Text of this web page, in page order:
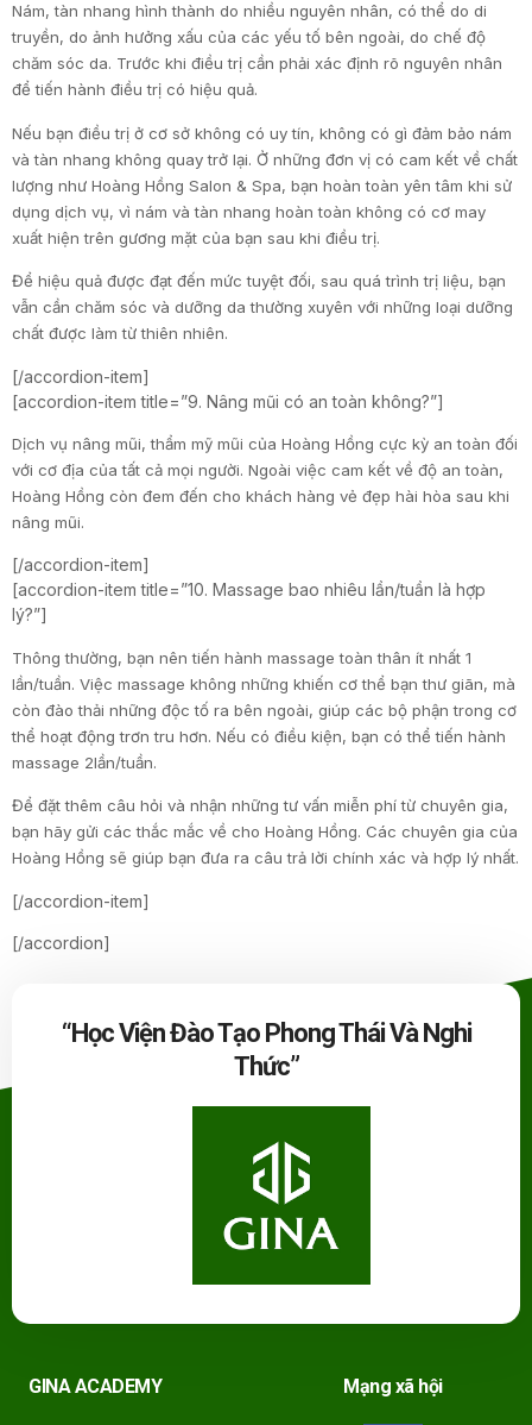
Nám, tàn nhang hình thành do nhiều nguyên nhân, có thể do di
truyền, do ảnh hưởng xấu của các yếu tố bên ngoài, do chế độ
chăm sóc da. Trước khi điều trị cần phải xác định rõ nguyên nhân
để tiến hành điều trị có hiệu quả.
Nếu bạn điều trị ở cơ sở không có uy tín, không có gì đảm bảo nám
và tàn nhang không quay trở lại. Ở những đơn vị có cam kết về chất
lượng như Hoàng Hồng Salon & Spa, bạn hoàn toàn yên tâm khi sử
dụng dịch vụ, vì nám và tàn nhang hoàn toàn không có cơ may
xuất hiện trên gương mặt của bạn sau khi điều trị.
Để hiệu quả được đạt đến mức tuyệt đối, sau quá trình trị liệu, bạn
vẫn cần chăm sóc và dưỡng da thường xuyên với những loại dưỡng
chất được làm từ thiên nhiên.
[/accordion-item]
[accordion-item title=”9. Nâng mũi có an toàn không?”]
Dịch vụ nâng mũi, thẩm mỹ mũi của Hoàng Hồng cực kỳ an toàn đối
với cơ địa của tất cả mọi người. Ngoài việc cam kết về độ an toàn,
Hoàng Hồng còn đem đến cho khách hàng vẻ đẹp hài hòa sau khi
nâng mũi.
[/accordion-item]
[accordion-item title=”10. Massage bao nhiêu lần/tuần là hợp
lý?”]
Thông thường, bạn nên tiến hành massage toàn thân ít nhất 1
lần/tuần. Việc massage không những khiến cơ thể bạn thư giãn, mà
còn đào thải những độc tố ra bên ngoài, giúp các bộ phận trong cơ
thể hoạt động trơn tru hơn. Nếu có điều kiện, bạn có thể tiến hành
massage 2lần/tuần.
Để đặt thêm câu hỏi và nhận những tư vấn miễn phí từ chuyên gia,
bạn hãy gửi các thắc mắc về cho Hoàng Hồng. Các chuyên gia của
Hoàng Hồng sẽ giúp bạn đưa ra câu trả lời chính xác và hợp lý nhất.
[/accordion-item]
[/accordion]
“Học Viện Đào Tạo Phong Thái Và Nghi
Thức”
GINA ACADEMY Mạng xã hội